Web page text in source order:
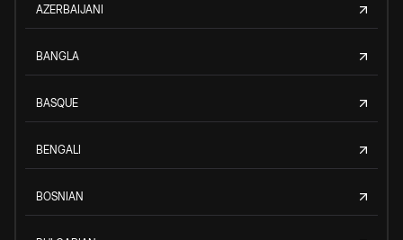
AZERBAIJANI
BANGLA
BASQUE
BENGALI
BOSNIAN